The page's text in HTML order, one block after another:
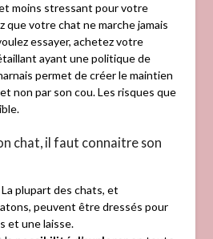
moins stressant pour votre
que votre chat ne marche jamais
essayer, achetez votre
ayant une politique de
permet de créer le maintien
et non par son cou. Les risques que
chat, il faut connaitre son
plupart des chats, et
peuvent être dressés pour
et une laisse.